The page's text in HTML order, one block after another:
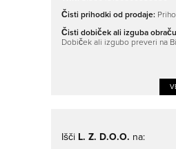
Čisti prihodki od prodaje:
Čisti dobiček ali izguba
Dobiček ali izgubo preveri na
Išči L. Z. D.O.O. na: